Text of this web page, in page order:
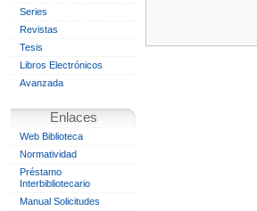
Series
Revistas
Tesis
Libros Electrónicos
Avanzada
Enlaces
Web Biblioteca
Normatividad
Préstamo
Interbibliotecario
Manual Solicitudes